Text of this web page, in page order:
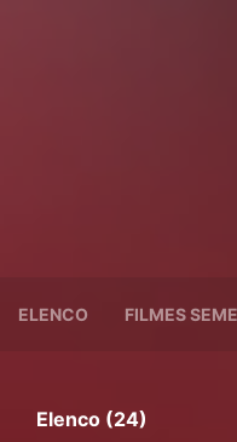
ELENCO FILMES
Elenco (24)